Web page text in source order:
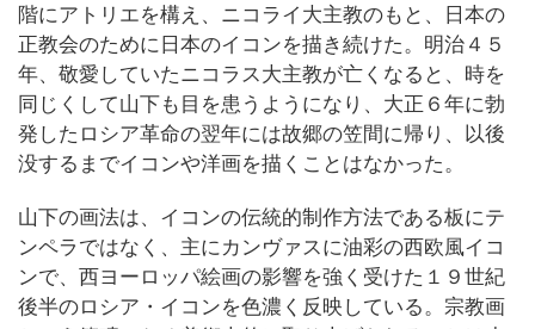
階にアトリエを構え、ニコライ大主教のもと、日本の
正教会のために日本のイコンを描き続けた。明治４５
年、敬愛していたニコラス大主教が亡くなると、時を
同じくして山下も目を患うようになり、大正６年に勃
発したロシア革命の翌年には故郷の笠間に帰り、以後
没するまでイコンや洋画を描くことはなかった。
山下の画法は、イコンの伝統的制作方法である板にテ
ンペラではなく、主にカンヴァスに油彩の西欧風イコ
ンで、西ヨーロッパ絵画の影響を強く受けた１９世紀
後半のロシア・イコンを色濃く反映している。宗教画